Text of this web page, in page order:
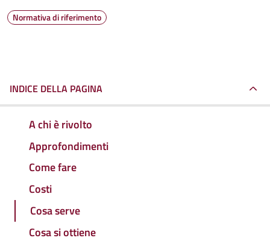
Normativa di riferimento
INDICE DELLA PAGINA
A chi è rivolto
Approfondimenti
Come fare
Costi
Cosa serve
Cosa si ottiene